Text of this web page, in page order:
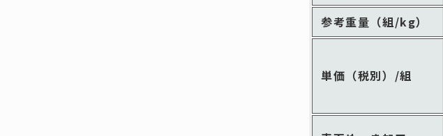
参考重量 （組/kg）
単価 （税別）/組